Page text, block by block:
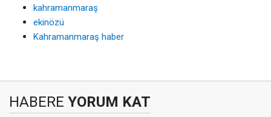
kahramanmaraş
ekinözü
Kahramanmaraş haber
HABERE YORUM KAT